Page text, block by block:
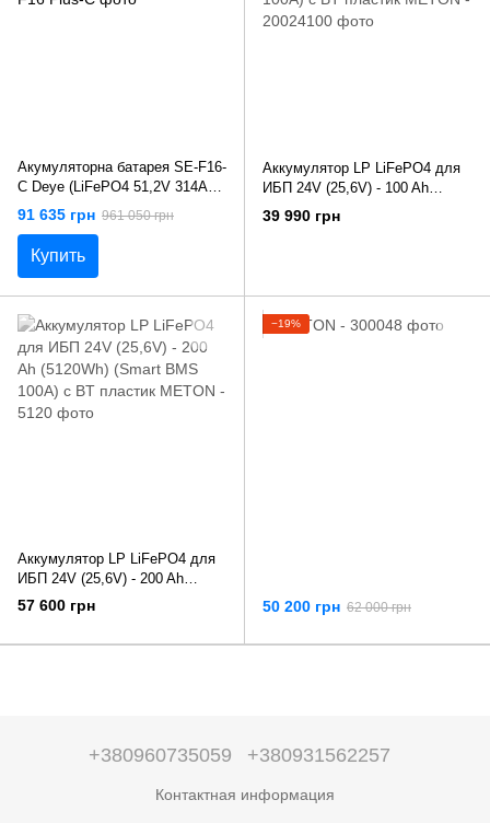
Акумуляторна батарея SE-F16-
С Deye (LiFePO4 51,2V 314Ah
16.0 kWh)
91 635 грн 961 050 грн
Купить
Аккумулятор LP LiFePO4 для
ИБП 24V (25,6V) - 100 Ah
(2560Wh) (Smart BMS 100А) с
BT пластик
39 990 грн
Аккумулятор LP LiFePO4 для
ИБП 24V (25,6V) - 200 Ah
(5120Wh) (Smart BMS 100А) с
BT пластик
57 600 грн
−19%
50 200 грн 62 000 грн
+380960735059 +380931562257
Контактная информация